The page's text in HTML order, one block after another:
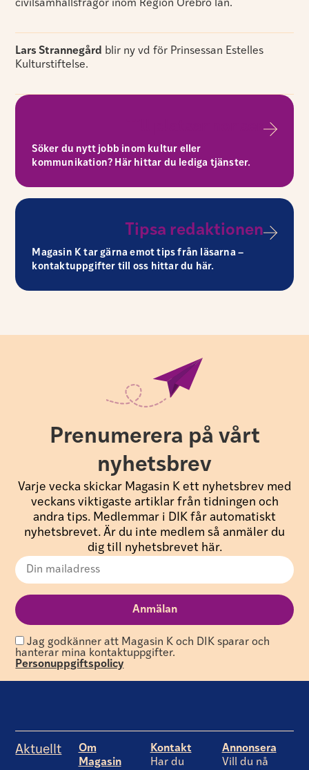
civilsamhällsfrågor inom Region Örebro län.
Lars Strannegård blir ny vd för Prinsessan Estelles
Kulturstiftelse.
Söker du nytt jobb inom kultur eller
kommunikation? Här hittar du lediga tjänster.
Tipsa redaktionen
Magasin K tar gärna emot tips från läsarna –
kontaktuppgifter till oss hittar du här.
Prenumerera på vårt
nyhetsbrev
Varje vecka skickar Magasin K ett nyhetsbrev med
veckans viktigaste artiklar från tidningen och
andra tips. Medlemmar i DIK får automatiskt
nyhetsbrevet. Är du inte medlem så anmäler du
dig till nyhetsbrevet här.
Jag godkänner att Magasin K och DIK sparar och
hanterar mina kontaktuppgifter.
Personuppgiftspolicy
Aktuellt
Om
Magasin
Kontakt
Har du
Annonsera
Vill du nå